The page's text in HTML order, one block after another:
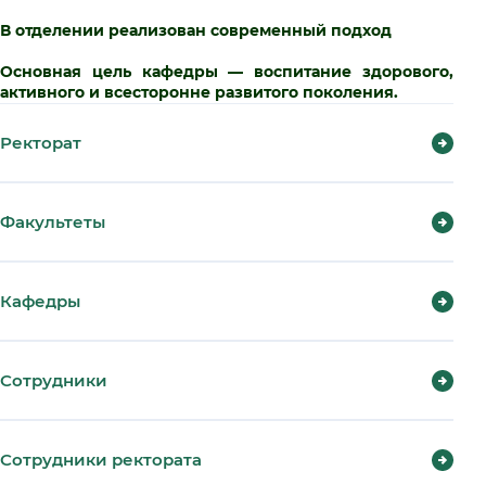
В отделении реализован современный подход
Основная цель кафедры — воспитание здорового,
активного и всесторонне развитого поколения.
Ректорат
Факультеты
Кафедры
Сотрудники
Сотрудники ректората